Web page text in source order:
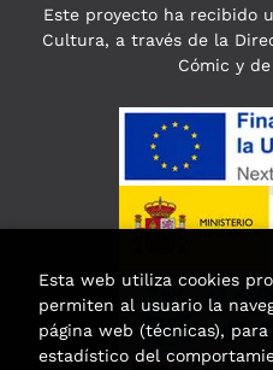
Este proyecto ha recibido
Cultura, a través de la
Cómic y
Esta web utiliza cookies
permiten al usuario la
página web (técnicas),
estadístico del